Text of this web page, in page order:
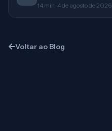
14 min · 4 de agosto de 2026
Voltar ao Blog